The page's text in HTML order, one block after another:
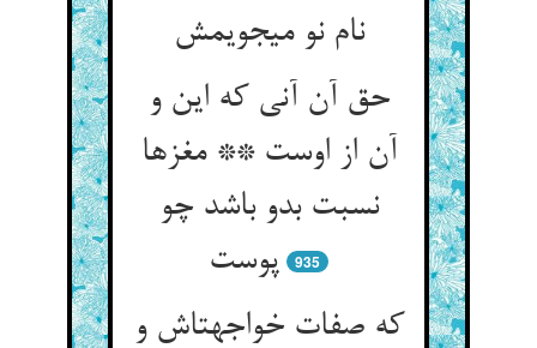
نام نو می‏جویمش‏
حق آن آنی که این و
آن از اوست ** مغزها
نسبت بدو باشد چو
پوست‏
935
که صفات خواجه‏تاش و